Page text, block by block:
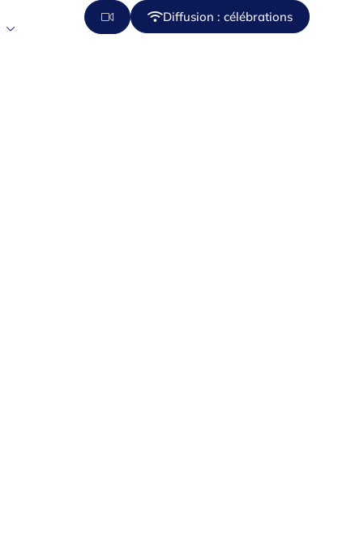
Diffusion : célébrations